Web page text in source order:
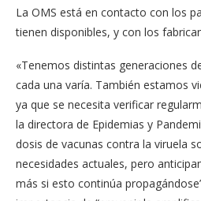
La OMS está en contacto con los
tienen disponibles, y con los
«Tenemos distintas generaciones
cada una varía. También estamos
ya que se necesita verificar
la directora de Epidemias y
dosis de vacunas contra la viruela
necesidades actuales, pero
más si esto continúa